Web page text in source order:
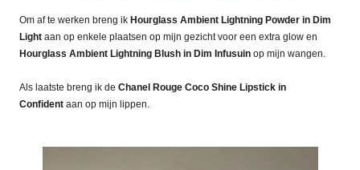
Om af te werken breng ik Hourglass Ambient Lightning Powder in Dim
Light aan op enkele plaatsen op mijn gezicht voor een extra glow en
Hourglass Ambient Lightning Blush in Dim Infusuin op mijn wangen.
Als laatste breng ik de Chanel Rouge Coco Shine Lipstick in
Confident aan op mijn lippen.